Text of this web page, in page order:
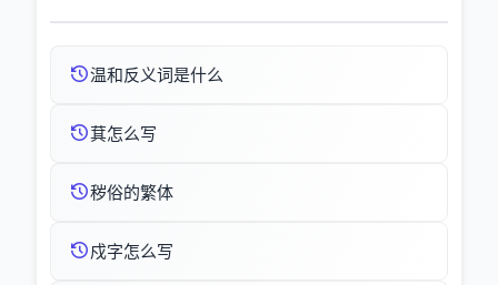
温和反义词是什么
萁怎么写
秽俗的繁体
戍字怎么写